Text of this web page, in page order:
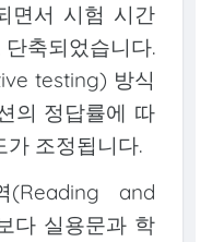
면서 시험 시간
축되었습니다.
testing) 방식
의 정답률에 따
가 조정됩니다.
(Reading and
다 실용문과 학